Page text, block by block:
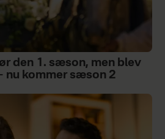
den 1. sæson, men blev
nu kommer sæson 2